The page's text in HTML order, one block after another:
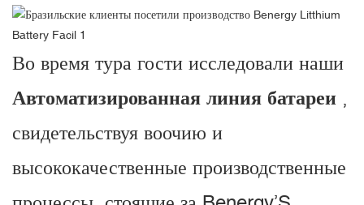
Во время тура гости исследовали наши
Автоматизированная линия батареи
свидетельствуя воочию и
высококачественные производственные